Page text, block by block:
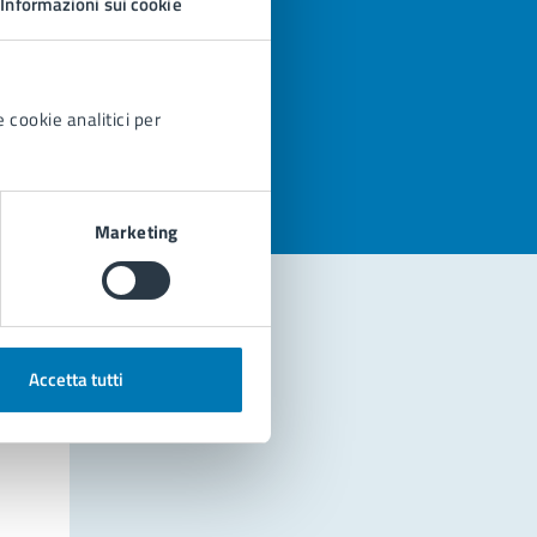
cookie analitici per
Marketing
Accetta tutti